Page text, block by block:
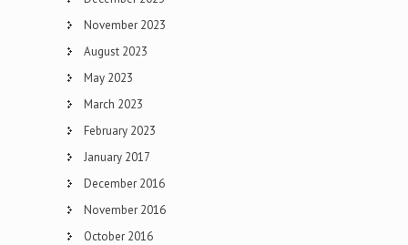
November 2023
August 2023
May 2023
March 2023
February 2023
January 2017
December 2016
November 2016
October 2016